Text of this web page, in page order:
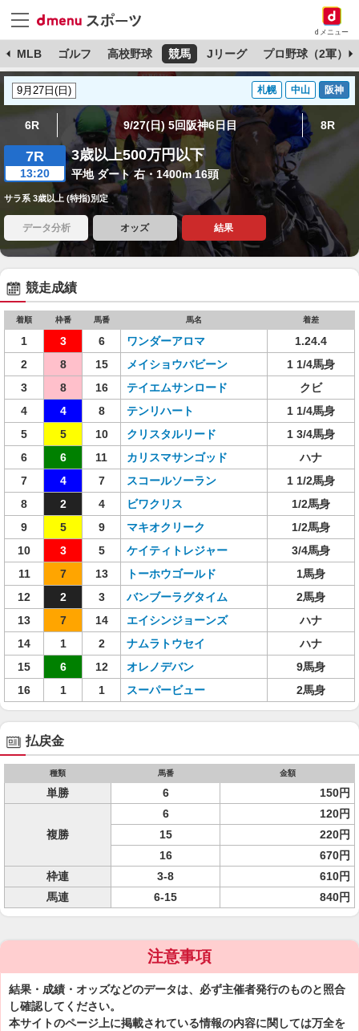
dメニュー
MLB ゴルフ 高校野球 競馬 Jリーグ プロ野球（2軍）
札幌 中山 阪神
6R 9/27(日) 5回阪神6日目 8R
7R
13:20
3歳以上500万円以下
平地 ダート 右・1400m 16頭
サラ系 3歳以上 (特指)別定
データ分析 オッズ 結果
競走成績
着順 枠番 馬番 馬名 着差
1 3 6 ワンダーアロマ
1.24.4
2
8 15 メイショウバビーン
1 1/4馬身
3
8 16 テイエムサンロード
クビ
4
4 8 テンリハート
1 1/4馬身
5
5 10 クリスタルリード
1 3/4馬身
6
6 11 カリスマサンゴッド
ハナ
7
4 7 スコールソーラン
1 1/2馬身
8
2 4 ビワクリス
1/2馬身
9
5 9 マキオクリーク
1/2馬身
10
3 5 ケイティトレジャー
3/4馬身
11
7 13 トーホウゴールド
1馬身
12
2 3 バンブーラグタイム
2馬身
13
7 14 エイシンジョーンズ
ハナ
14
1 2 ナムラトウセイ
ハナ
15
6 12 オレノデバン
9馬身
16
1 1 スーパービュー 2馬身
払戻金
種類 馬番 金額
単勝 6 150円
複勝
6
120円
15
220円
16
670円
枠連
3-8
610円
馬連
6-15 840円
注意事項
結果・成績・オッズなどのデータは、必ず主催者発行のものと照合
し確認してください。
本サイトのページ上に掲載されている情報の内容に関しては万全を